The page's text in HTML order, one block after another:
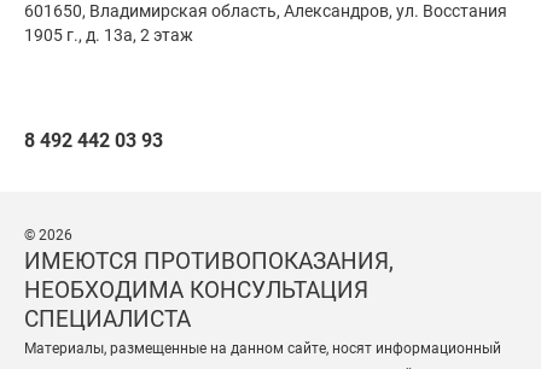
601650, Владимирская область, Александров, ул. Восстания
1905 г., д. 13а, 2 этаж
8 492 442 03 93
© 2026
ИМЕЮТСЯ ПРОТИВОПОКАЗАНИЯ,
НЕОБХОДИМА КОНСУЛЬТАЦИЯ
СПЕЦИАЛИСТА
Материалы, размещенные на данном сайте, носят информационный